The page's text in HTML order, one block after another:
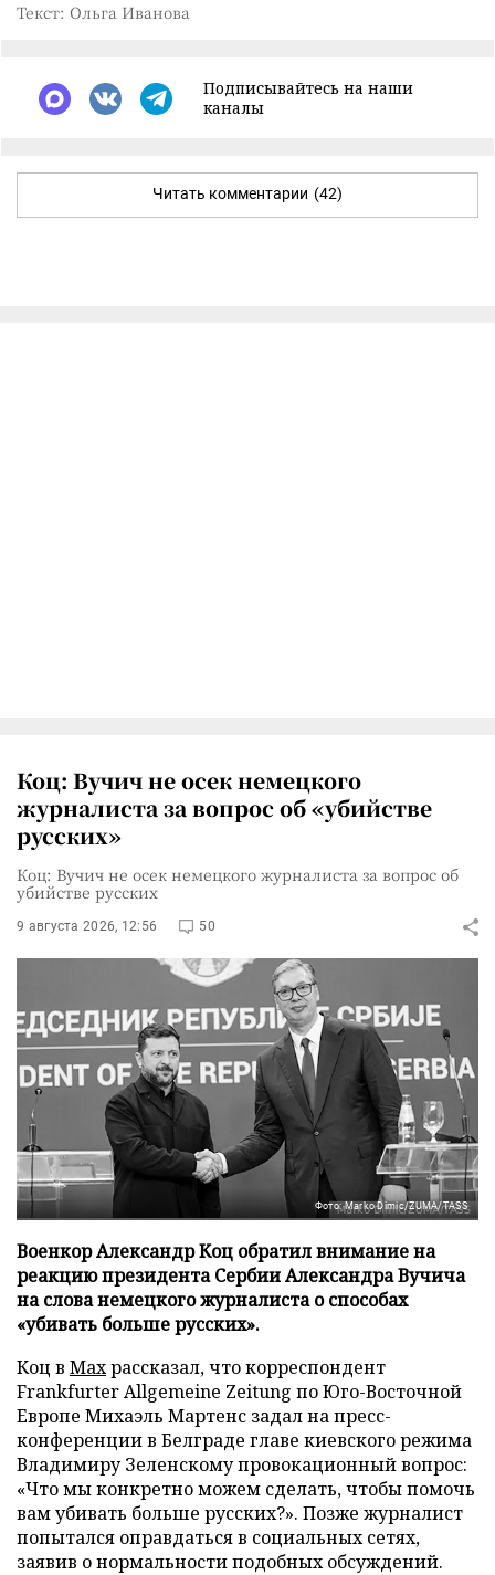
Текст: Ольга Иванова
Подписывайтесь на наши
каналы
Читать комментарии (42)
Коц: Вучич не осек немецкого
журналиста за вопрос об «убийстве
русских»
Коц: Вучич не осек немецкого журналиста за вопрос об
убийстве русских
9 августа 2026, 12:56 50
Фото: Marko Dimic/ZUMA/TASS
Военкор Александр Коц обратил внимание на
реакцию президента Сербии Александра Вучича
на слова немецкого журналиста о способах
«убивать больше русских».
Коц в Махрассказал, что корреспондент
Frankfurter Allgemeine Zeitung по Юго-Восточной
Европе Михаэль Мартенс задал на пресс-
конференции в Белграде главе киевского режима
Владимиру Зеленскому провокационный вопрос:
«Что мы конкретно можем сделать, чтобы помочь
вам убивать больше русских?». Позже журналист
попытался оправдаться в социальных сетях,
заявив о нормальности подобных обсуждений.